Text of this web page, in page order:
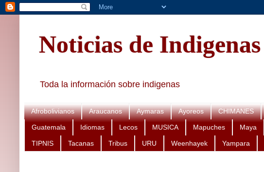
Noticias de Indigenas
Toda la información sobre indigenas
Afrobolivianos Araucanos Aymaras Ayoreos CHIMANES
Guatemala Idiomas Lecos MUSICA Mapuches Maya
TIPNIS Tacanas Tribus URU Weenhayek Yampara